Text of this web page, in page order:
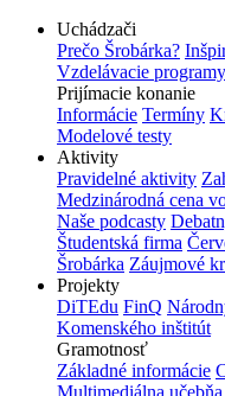
Uchádzači
Prečo Šrobárka?
Vzdelávacie programy
Prijímacie konanie
Informácie Termíny
Modelové testy
Aktivity
Pravidelné aktivity
Medzinárodná cena
Naše podcasty
Študentská firma
Šrobárka Záujmové
Projekty
DiTEdu FinQ
Komenského inštitút
Gramotnosť
Základné informácie
Multimediálna učebňa